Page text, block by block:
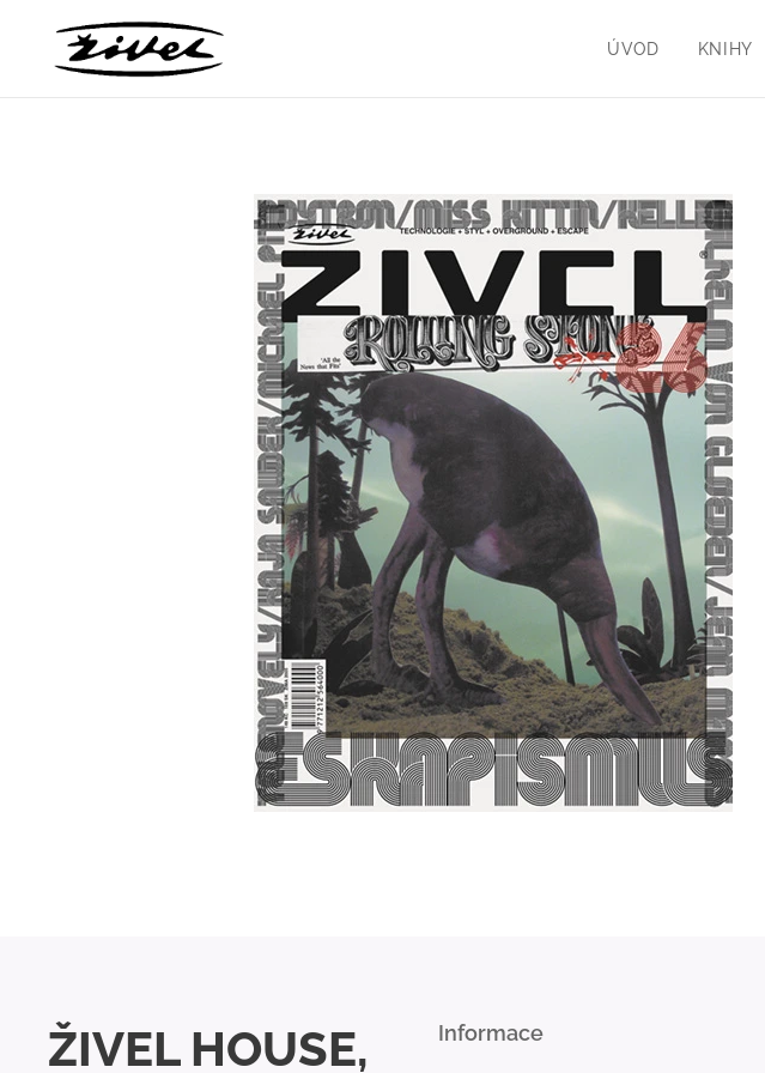
ÚVOD KNIHY
ŽIVEL HOUSE, Informace